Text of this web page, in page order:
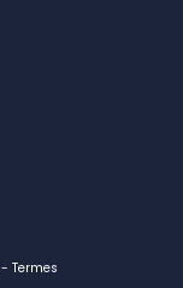
- Termes